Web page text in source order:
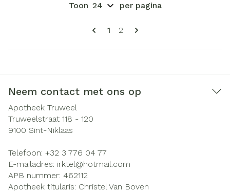
Pagina's
U lees momenteel pagina
1 Pagina
2
Toon per pagina
Neem contact met ons op
Apotheek Truweel
Truweelstraat 118 - 120
9100 Sint-Niklaas
Telefoon: +32 3 776 04 77
E-mailadres: irktel@hotmail.com
APB nummer: 462112
Apotheek titularis: Christel Van Boven